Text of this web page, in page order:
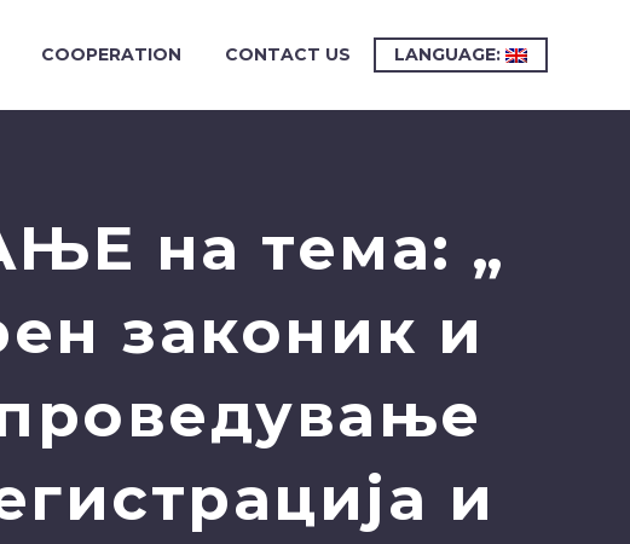
COOPERATION CONTACT US LANGUAGE:
на тема: „
законик и
и